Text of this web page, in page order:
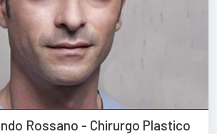
Rossano - Chirurgo Plastico